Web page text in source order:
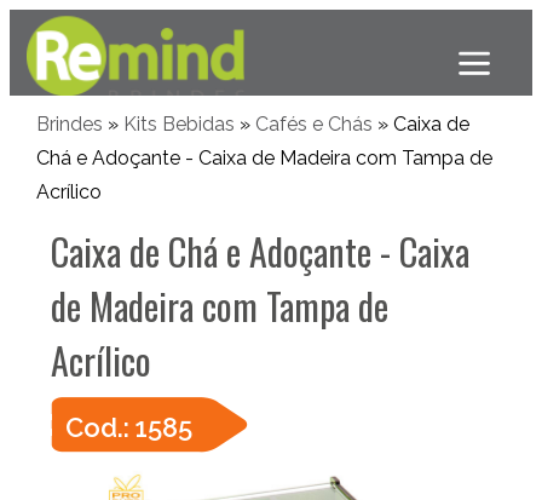
Brindes » Kits Bebidas » Cafés e Chás » Caixa de
Chá e Adoçante - Caixa de Madeira com Tampa de
Acrílico
Caixa de Chá e Adoçante - Caixa
de Madeira com Tampa de
Acrílico
Cod.: 1585